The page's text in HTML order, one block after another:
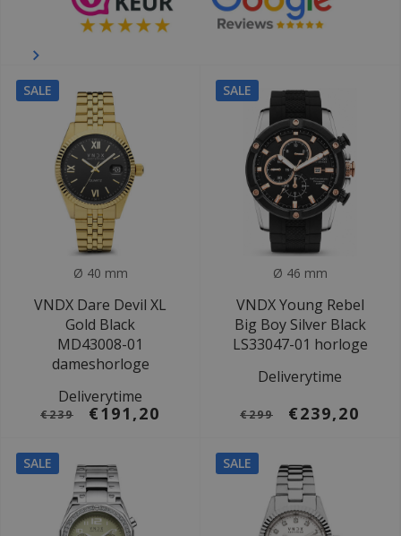
SALE
Ø 40 mm
VNDX Dare Devil XL
Gold Black
MD43008-01
dameshorloge
Deliverytime
€239 €191,20
SALE
Ø 46 mm
VNDX Young Rebel
Big Boy Silver Black
LS33047-01 horloge
Deliverytime
€299 €239,20
SALE SALE